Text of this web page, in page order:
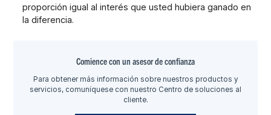
proporción igual al interés que usted hubiera ganado en
la diferencia.
Comience con un asesor de confianza
Para obtener más información sobre nuestros productos y
servicios, comuníquese con nuestro Centro de soluciones al
cliente.